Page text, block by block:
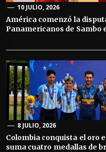
10 JULIO, 2026
América comenzó la
Panamericanos de Sambo
8 JULIO, 2026
Colombia conquista el oro
suma cuatro medallas de